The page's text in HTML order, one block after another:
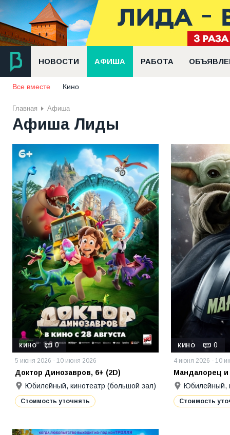
НОВОСТИ АФИША РАБОТА
Все вместе Кино
Главная Афиша
Афиша Лиды
КИНО 0
5 июня 2026 - 10 июня 2026
Доктор Динозавров, 6+ (2D)
Юбилейный, кинотеатр (большой зал)
Стоимость уточнять
КИНО 0
4 июня 2026 - 10
Мандалорец и
Юбилейный,
Стоимость